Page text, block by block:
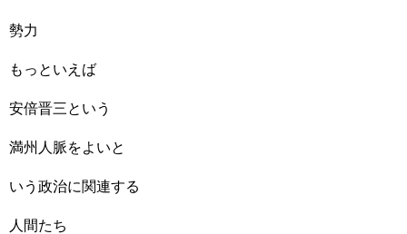
勢力
もっといえば
安倍晋三という
満州人脈をよいと
いう政治に関連する
人間たち